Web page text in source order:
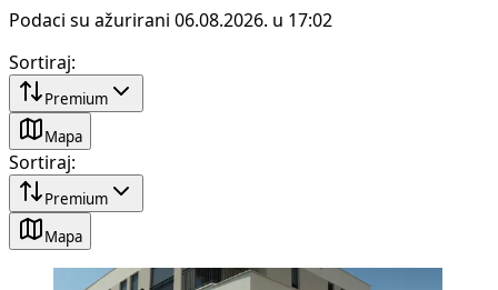
Podaci su ažurirani 06.08.2026. u 17:02
Sortiraj:
Premium
Mapa
Sortiraj:
Premium
Mapa